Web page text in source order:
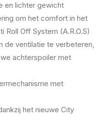
en lichter gewicht
om het comfort in het
Roll Off System (A.R.O.S)
ventilatie te verbeteren,
achterspoiler met
met
het nieuwe City